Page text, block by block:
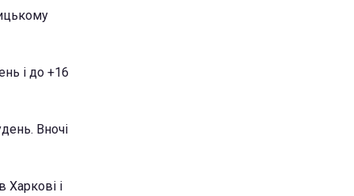
і до +16
Вночі
Харкові і